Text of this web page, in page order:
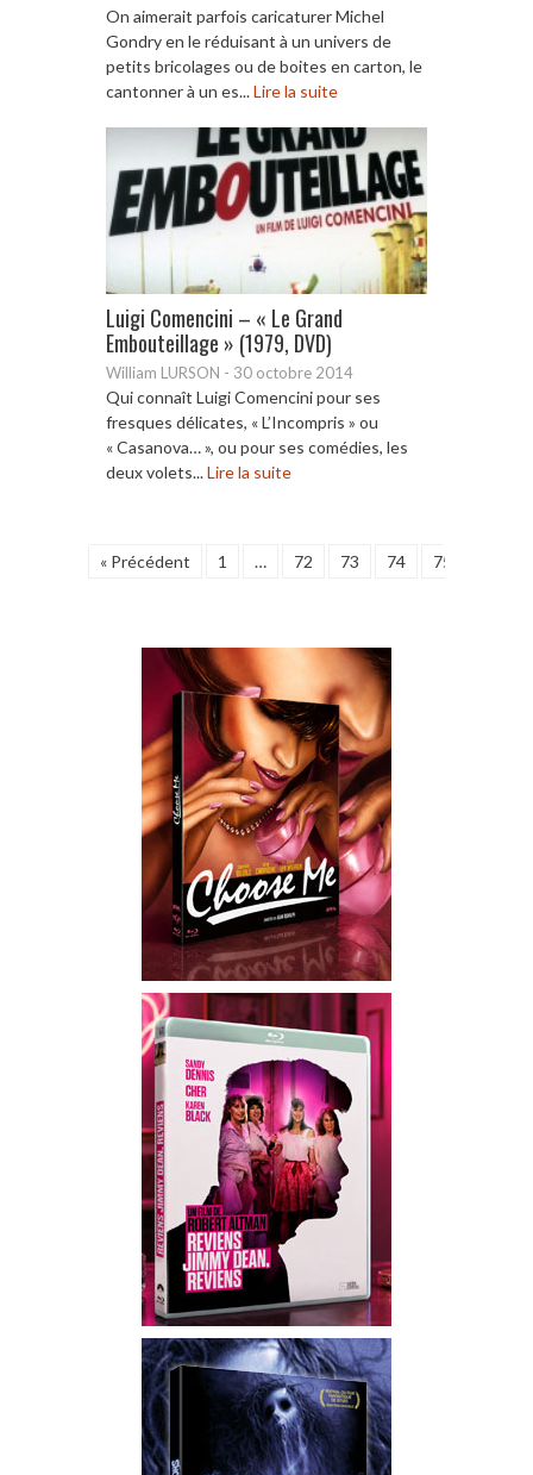
On aimerait parfois caricaturer Michel
Gondry en le réduisant à un univers de
petits bricolages ou de boites en carton, le
cantonner à un es...Lire la suite
Luigi Comencini – « Le Grand
Embouteillage » (1979, DVD)
William LURSON - 30 octobre 2014
Qui connaît Luigi Comencini pour ses
fresques délicates, « L’Incompris » ou
« Casanova… », ou pour ses comédies, les
deux volets...Lire la suite
« Précédent 1 … 72 73 74 75